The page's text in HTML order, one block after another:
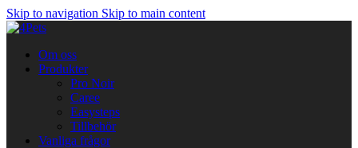
Skip to navigation Skip to main content
Om oss
Produkter
Pro Noir
Caree
Easysteps
Tillbehör
Vanliga frågor